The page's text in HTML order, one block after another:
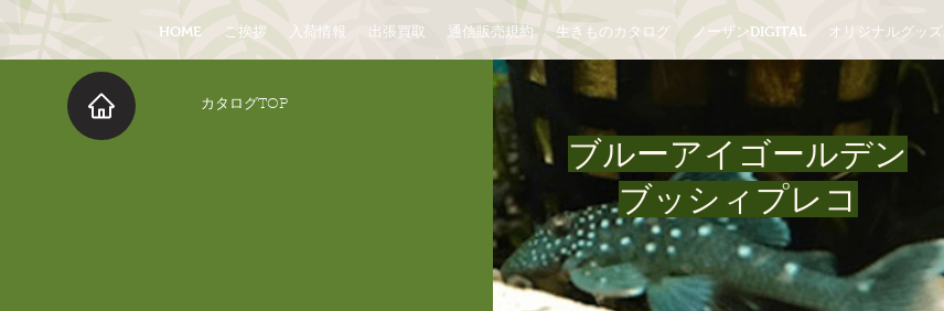
HOME ご挨拶 入荷情報 出張買取 通信販売規約 生きものカタログ ノーザンDIGITAL オリジナルグッズ
​カタログTOP
ブルーアイゴールデン
ブッシィプレコ